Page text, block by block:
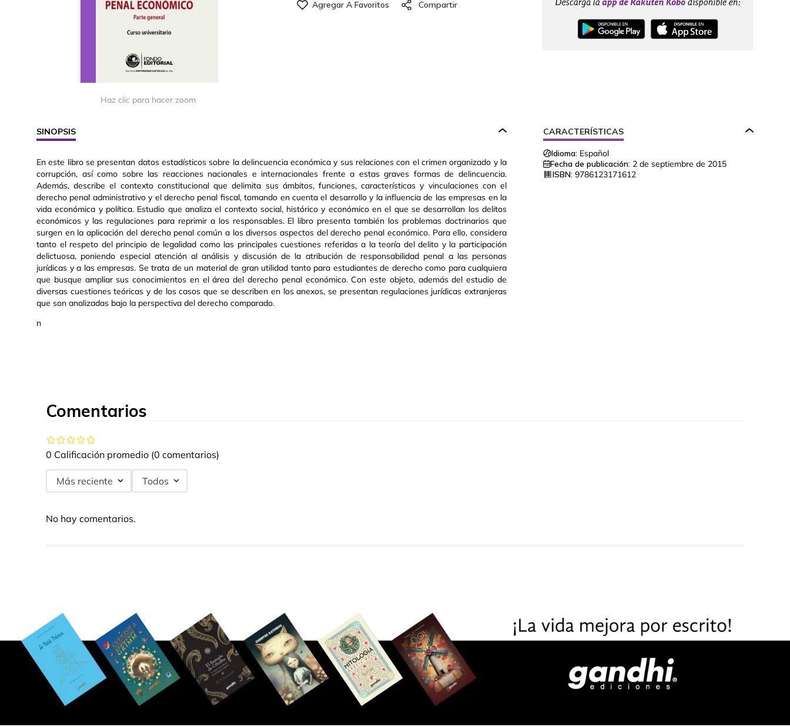
Haz clic para hacer zoom
SINOPSIS
En este libro se presentan datos estadísticos sobre la delincuencia económica y sus relaciones con el crimen organizado y la
corrupción, así como sobre las reacciones nacionales e internacionales frente a estas graves formas de delincuencia.
Además, describe el contexto constitucional que delimita sus ámbitos, funciones, características y vinculaciones con el
derecho penal administrativo y el derecho penal fiscal, tomando en cuenta el desarrollo y la influencia de las empresas en la
vida económica y política. Estudio que analiza el contexto social, histórico y económico en el que se desarrollan los delitos
económicos y las regulaciones para reprimir a los responsables. El libro presenta también los problemas doctrinarios que
surgen en la aplicación del derecho penal común a los diversos aspectos del derecho penal económico. Para ello, considera
tanto el respeto del principio de legalidad como las principales cuestiones referidas a la teoría del delito y la participación
delictuosa, poniendo especial atención al análisis y discusión de la atribución de responsabilidad penal a las personas
jurídicas y a las empresas. Se trata de un material de gran utilidad tanto para estudiantes de derecho como para cualquiera
que busque ampliar sus conocimientos en el área del derecho penal económico. Con este objeto, además del estudio de
diversas cuestiones teóricas y de los casos que se describen en los anexos, se presentan regulaciones jurídicas extranjeras
que son analizadas bajo la perspectiva del derecho comparado.
n
CARACTERÍSTICAS
Idioma: Español
Fecha de publicación: 2 de septiembre de 2015
ISBN: 9786123171612
Comentarios
0 Calificación promedio (0 comentarios)
Más reciente Todos
No hay comentarios.